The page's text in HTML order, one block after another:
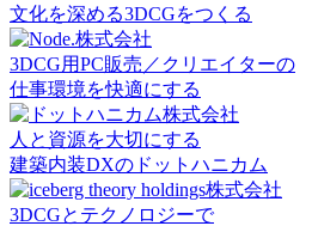
文化を深める3DCGをつくる
3DCG用PC販売／クリエイターの
仕事環境を快適にする
人と資源を大切にする
建築内装DXのドットハニカム
3DCGとテクノロジーで